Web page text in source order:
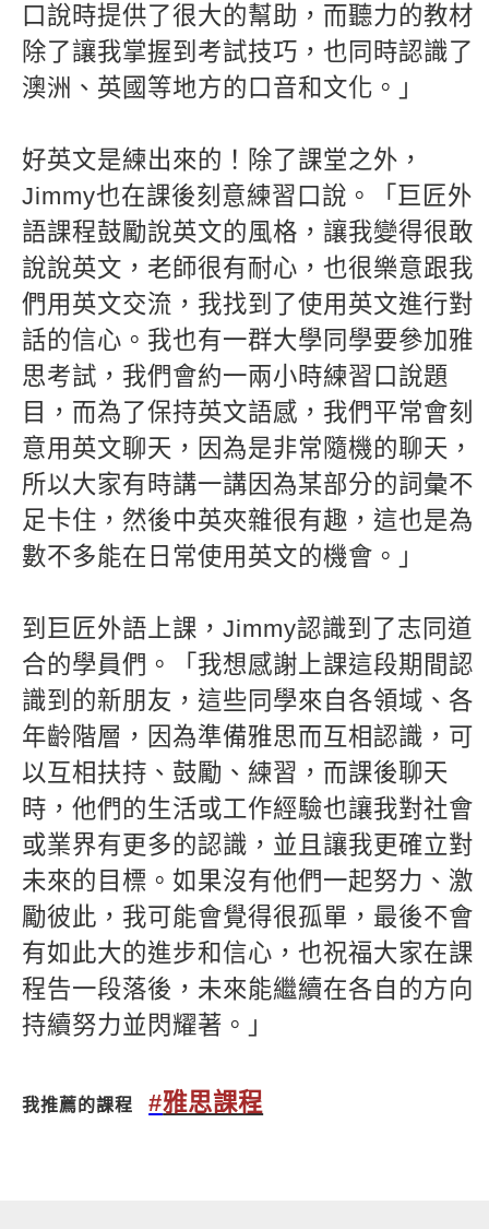
口說時提供了很大的幫助，而聽力的教材
除了讓我掌握到考試技巧，也同時認識了
澳洲、英國等地方的口音和文化。」
好英文是練出來的！除了課堂之外，
Jimmy也在課後刻意練習口說。「巨匠外
語課程鼓勵說英文的風格，讓我變得很敢
說說英文，老師很有耐心，也很樂意跟我
們用英文交流，我找到了使用英文進行對
話的信心。我也有一群大學同學要參加雅
思考試，我們會約一兩小時練習口說題
目，而為了保持英文語感，我們平常會刻
意用英文聊天，因為是非常隨機的聊天，
所以大家有時講一講因為某部分的詞彙不
足卡住，然後中英夾雜很有趣，這也是為
數不多能在日常使用英文的機會。」
到巨匠外語上課，Jimmy認識到了志同道
合的學員們。「我想感謝上課這段期間認
識到的新朋友，這些同學來自各領域、各
年齡階層，因為準備雅思而互相認識，可
以互相扶持、鼓勵、練習，而課後聊天
時，他們的生活或工作經驗也讓我對社會
或業界有更多的認識，並且讓我更確立對
未來的目標。如果沒有他們一起努力、激
勵彼此，我可能會覺得很孤單，最後不會
有如此大的進步和信心，也祝福大家在課
程告一段落後，未來能繼續在各自的方向
持續努力並閃耀著。」
我推薦的課程 #雅思課程